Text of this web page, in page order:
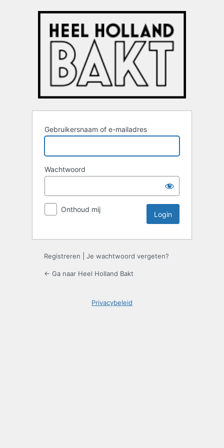
Gebruikersnaam of e-mailadres
Wachtwoord
Onthoud mij
Registreren Je wachtwoord vergeten?
← Ga naar Heel Holland Bakt
Privacybeleid